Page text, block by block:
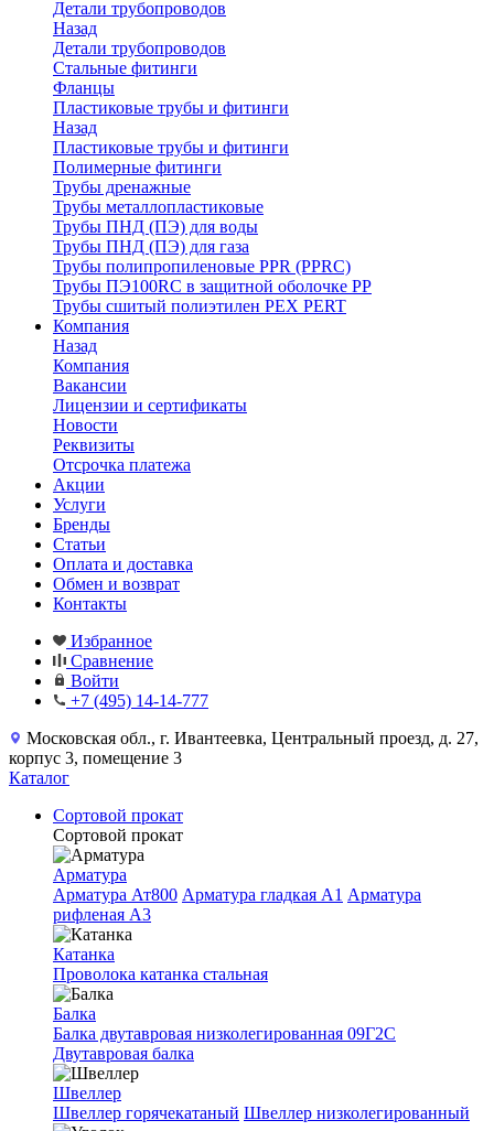
Детали трубопроводов
Назад
Детали трубопроводов
Стальные фитинги
Фланцы
Пластиковые трубы и фитинги
Назад
Пластиковые трубы и фитинги
Полимерные фитинги
Трубы дренажные
Трубы металлопластиковые
Трубы ПНД (ПЭ) для воды
Трубы ПНД (ПЭ) для газа
Трубы полипропиленовые PPR (PPRC)
Трубы ПЭ100RC в защитной оболочке PP
Трубы сшитый полиэтилен PEX PERT
Компания
Назад
Компания
Вакансии
Лицензии и сертификаты
Новости
Реквизиты
Отсрочка платежа
Акции
Услуги
Бренды
Статьи
Оплата и доставка
Обмен и возврат
Контакты
Избранное
Сравнение
Войти
+7 (495) 14-14-777
Московская обл., г. Ивантеевка, Центральный проезд, д. 27,
корпус 3, помещение 3
Каталог
Сортовой прокат
Сортовой прокат
Арматура
Арматура Ат800 Арматура гладкая A1 Арматура
рифленая A3
Катанка
Проволока катанка стальная
Балка
Балка двутавровая низколегированная 09Г2С
Двутавровая балка
Швеллер
Швеллер горячекатаный Швеллер низколегированный